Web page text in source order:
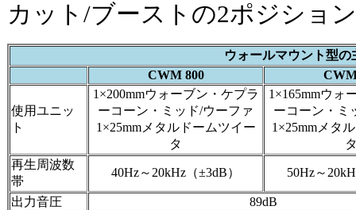
カット/ブーストの2ポジショ
ウォールマウント型の
CWM 800
使用ユニッ
ト
1×200mmウォーブン・ケプラ
ーコーン・ミッド/ウーファ
1×25mmメタルドームツイー
タ
1×165mmウォ
ーコーン・ミ
1×25mmメタ
再生周波数
帯
40Hz～20kHz（±3dB） 50Hz～
出力音圧
89dB